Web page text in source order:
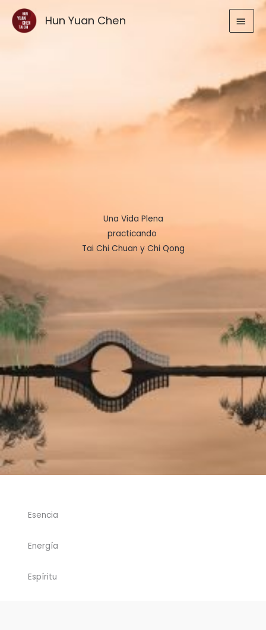
contenido
Hun Yuan Chen
Una Vida Plena
practicando
Tai Chi Chuan y Chi Qong
Esencia
Energía
Espíritu